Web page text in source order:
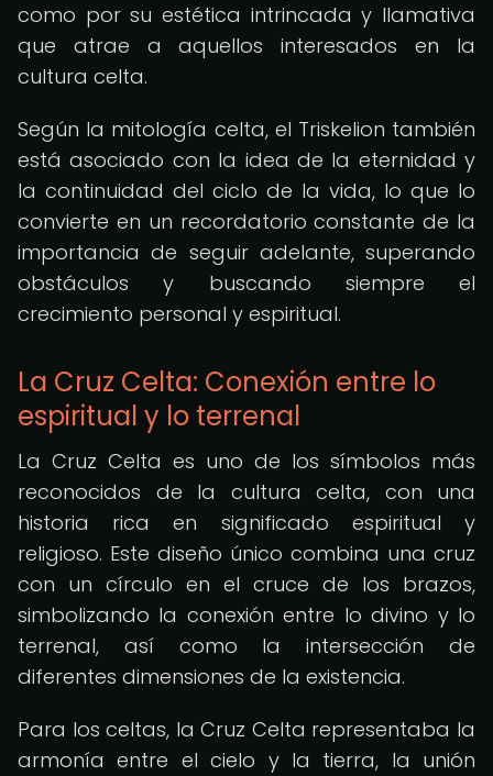
como por su estética intrincada y llamativa
que atrae a aquellos interesados en la
cultura celta.
Según la mitología celta, el Triskelion también
está asociado con la idea de la eternidad y
la continuidad del ciclo de la vida, lo que lo
convierte en un recordatorio constante de la
importancia de seguir adelante, superando
obstáculos y buscando siempre el
crecimiento personal y espiritual.
La Cruz Celta: Conexión entre lo
espiritual y lo terrenal
La Cruz Celta es uno de los símbolos más
reconocidos de la cultura celta, con una
historia rica en significado espiritual y
religioso. Este diseño único combina una cruz
con un círculo en el cruce de los brazos,
simbolizando la conexión entre lo divino y lo
terrenal, así como la intersección de
diferentes dimensiones de la existencia.
Para los celtas, la Cruz Celta representaba la
armonía entre el cielo y la tierra, la unión